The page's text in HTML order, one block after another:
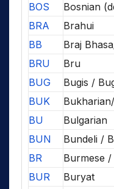
BOS
Bosnian
BRA
Brahui
BB
Braj
BRU
Bru
BUG
Bugis /
BUK
BU
Bulgarian
BUN
Bundeli /
BR
Burmese
BUR
Buryat